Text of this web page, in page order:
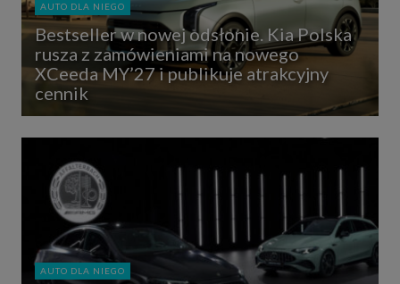
AUTO DLA NIEGO
Bestseller w nowej odsłonie. Kia Polska
rusza z zamówieniami na nowego
XCeeda MY’27 i publikuje atrakcyjny
cennik
AUTO DLA NIEGO